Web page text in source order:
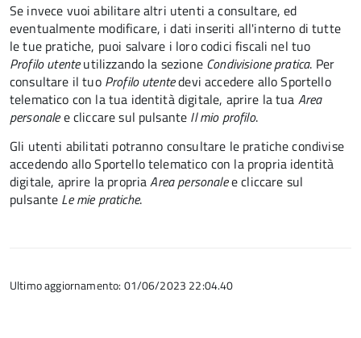
Se invece vuoi abilitare altri utenti a consultare, ed
eventualmente modificare, i dati inseriti all'interno di tutte
le tue pratiche, puoi salvare i loro codici fiscali nel tuo
Profilo utenteutilizzando la sezione Condivisione pratica. Per
consultare il tuo Profilo utentedevi accedere allo Sportello
telematico con la tua identità digitale, aprire la tua Area
personalee cliccare sul pulsante Il mio profilo.
Gli utenti abilitati potranno consultare le pratiche condivise
accedendo allo Sportello telematico con la propria identità
digitale, aprire la propriaArea personalee cliccare sul
pulsante Le mie pratiche.
Ultimo aggiornamento: 01/06/2023 22:04.40